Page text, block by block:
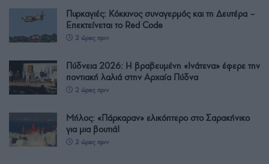
Πυρκαγιές: Κόκκινος συναγερμός και τη Δευτέρα –
Επεκτείνεται το Red Code
2 ώρες πριν
Πύδνεια 2026: Η βραβευμένη «Ινάτενα» έφερε την
ποντιακή λαλιά στην Αρχαία Πύδνα
2 ώρες πριν
Μήλος: «Πάρκαραν» ελικόπτερο στο Σαρακήνικο
για μια βουτιά!
2 ώρες πριν